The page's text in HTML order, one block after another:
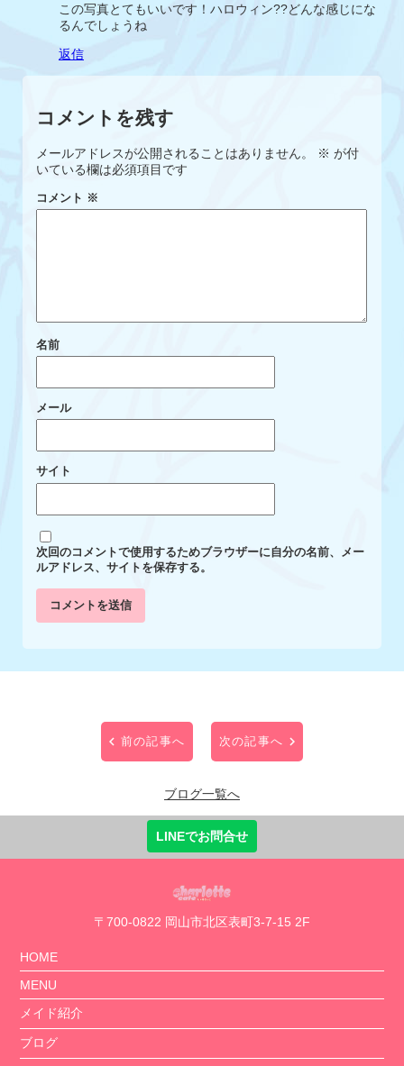
この写真とてもいいです！ハロウィン??どんな感じにな
るんでしょうね
返信
コメントを残す
メールアドレスが公開されることはありません。 ※ が付
いている欄は必須項目です
コメント ※
名前
メール
サイト
次回のコメントで使用するためブラウザーに自分の名前、メー
ルアドレス、サイトを保存する。
前の記事へ 次の記事へ
ブログ一覧へ
LINEでお問合せ
〒700-0822 岡山市北区表町3-7-15 2F
HOME
MENU
メイド紹介
ブログ